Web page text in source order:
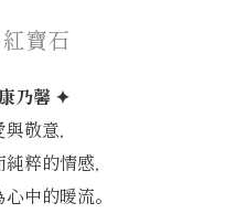
寶石
乃馨 ✦
敬意，
粹的情感，
中的暖流。